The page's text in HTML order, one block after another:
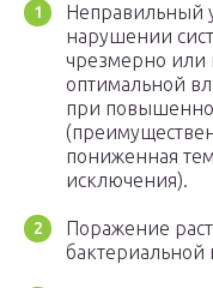
Неправильный
нарушении
чрезмерно или
оптимальной
при
пониженная
исключения).
Поражение